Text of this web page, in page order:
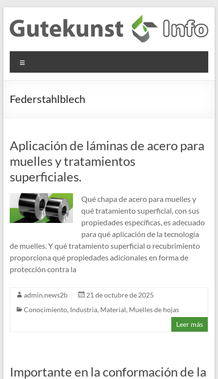
contenido
Gutekunst
Formfedern
GmbH
Informationen
Flachmaterial
Federstahlblech
Aplicación de láminas de acero para
muelles y tratamientos
superficiales.
Qué chapa de acero para muelles y
qué tratamiento superficial, con sus
propiedades específicas, es adecuado
para qué aplicación de la tecnología
de muelles. Y qué tratamiento superficial o recubrimiento
proporciona qué propiedades adicionales en forma de
protección contra la
admin.news2b
21 de octubre de 2025
Conocimiento, Industria, Material, Muelles de hojas
Leer más
Importante en la conformación de la